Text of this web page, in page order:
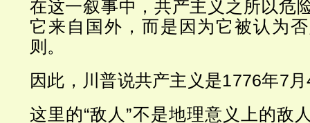
在这一叙事中，共产主义之所以危
它来自国外，而是因为它被认为
则。
因此，川普说共产主义是1776年7
这里的“敌人”不是地理意义上的敌